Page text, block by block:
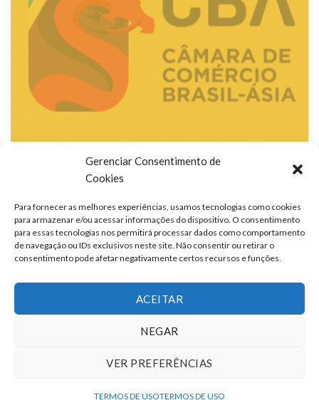
Gerenciar Consentimento de
Cookies
Para fornecer as melhores experiências, usamos tecnologias como cookies
para armazenar e/ou acessar informações do dispositivo. O consentimento
para essas tecnologias nos permitirá processar dados como comportamento
de navegação ou IDs exclusivos neste site. Não consentir ou retirar o
consentimento pode afetar negativamente certos recursos e funções.
ACEITAR
NEGAR
VER PREFERÊNCIAS
TERMOS DE USOTERMOS DE USO